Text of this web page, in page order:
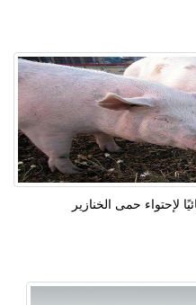
لإحتواء حمى الخنازير